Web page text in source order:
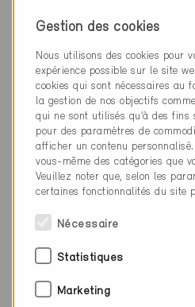
Nouvelle construction,
VS-025-P
Gestion des cookies
Nous utilisons des cookies pour
expérience possible sur le site
cookies qui sont nécessaires au
la gestion de nos objectifs
qui ne sont utilisés qu’à des fins
pour des paramètres de
afficher un contenu
vous-même des catégories que
Veuillez noter que, selon les
certaines fonctionnalités du site
Nécessaire
Statistiques
Marketing